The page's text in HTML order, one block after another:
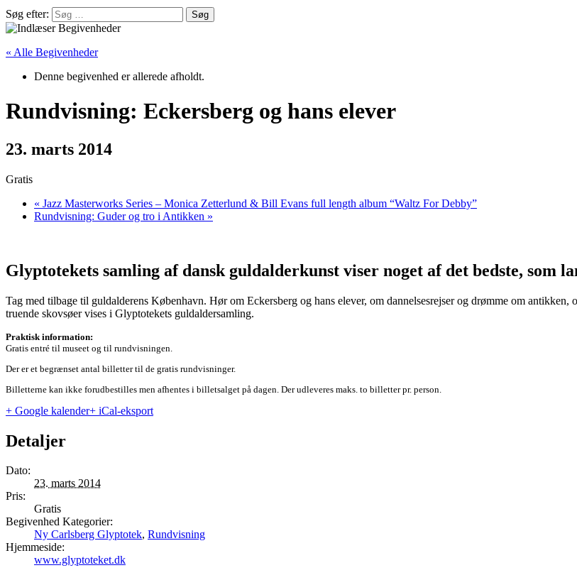
Søg efter:
« Alle Begivenheder
Denne begivenhed er allerede afholdt.
Rundvisning: Eckersberg og hans elever
23. marts 2014
Gratis
« Jazz Masterworks Series – Monica Zetterlund & Bill Evans full length album “Waltz For Debby”
Rundvisning: Guder og tro i Antikken »
Glyptotekets samling af dansk guldalderkunst viser noget af det bedste, som
Tag med tilbage til guldalderens København. Hør om Eckersberg og hans elever, om dannelsesrejser og drømme om
truende skovsøer vises i Glyptotekets guldaldersamling.
Praktisk information:
Gratis entré til museet og til rundvisningen.
Der er et begrænset antal billetter til de gratis rundvisninger.
Billetterne kan ikke forudbestilles men afhentes i billetsalget på dagen. Der udleveres maks. to billetter pr. person.
+ Google kalender+ iCal-eksport
Detaljer
Dato:
23. marts 2014
Pris:
Gratis
Begivenhed Kategorier:
Ny Carlsberg Glyptotek, Rundvisning
Hjemmeside:
www.glyptoteket.dk